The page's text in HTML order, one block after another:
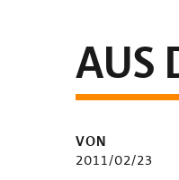
AUS
VON
2011/02/23